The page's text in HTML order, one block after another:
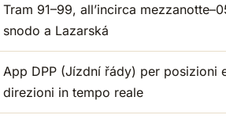
Tram 91–99, all’incirca
snodo a Lazarská
App DPP (Jízdní řády) per posizioni
direzioni in tempo reale